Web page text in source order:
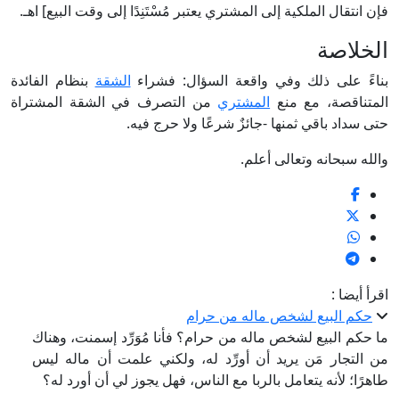
فإن انتقال الملكية إلى المشتري يعتبر مُسْتَنِدًا إلى وقت البيع] اهـ.
الخلاصة
بناءً على ذلك وفي واقعة السؤال: فشراء الشقة بنظام الفائدة
المتناقصة، مع منع المشتري من التصرف في الشقة المشتراة
حتى سداد باقي ثمنها -جائزٌ شرعًا ولا حرج فيه.
والله سبحانه وتعالى أعلم.
اقرأ أيضا :
حكم البيع لشخص ماله من حرام
ما حكم البيع لشخص ماله من حرام؟ فأنا مُوَرِّد إسمنت، وهناك
من التجار مَن يريد أن أورِّد له، ولكني علمت أن ماله ليس
طاهرًا؛ لأنه يتعامل بالربا مع الناس، فهل يجوز لي أن أورد له؟